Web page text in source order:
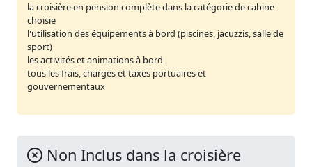
la croisière en pension complète dans la catégorie de cabine
choisie
l'utilisation des équipements à bord (piscines, jacuzzis, salle de
sport)
les activités et animations à bord
tous les frais, charges et taxes portuaires et
gouvernementaux
Non Inclus dans la croisière